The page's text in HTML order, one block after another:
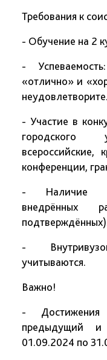
Требования к
- Обучение на 2
-
«отлично» и
- Участие в
городского
всероссийские,
конференции,
- Наличие
внедрённых
-
учитываются.
Важно!
- Достижения
предыдущий и
01.09.2024 по